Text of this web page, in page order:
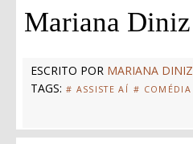
Mariana Diniz
ESCRITO POR MARIANA DINIZ
TAGS: # ASSISTE AÍ # COMÉDIA